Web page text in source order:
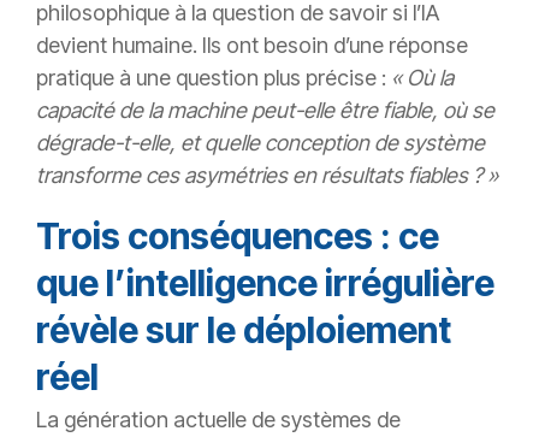
philosophique à la question de savoir si l’IA
devient humaine. Ils ont besoin d’une réponse
pratique à une question plus précise : « Où la
capacité de la machine peut-elle être fiable, où se
dégrade-t-elle, et quelle conception de système
transforme ces asymétries en résultats fiables ? »
Trois conséquences : ce
que l’intelligence irrégulière
révèle sur le déploiement
réel
La génération actuelle de systèmes de